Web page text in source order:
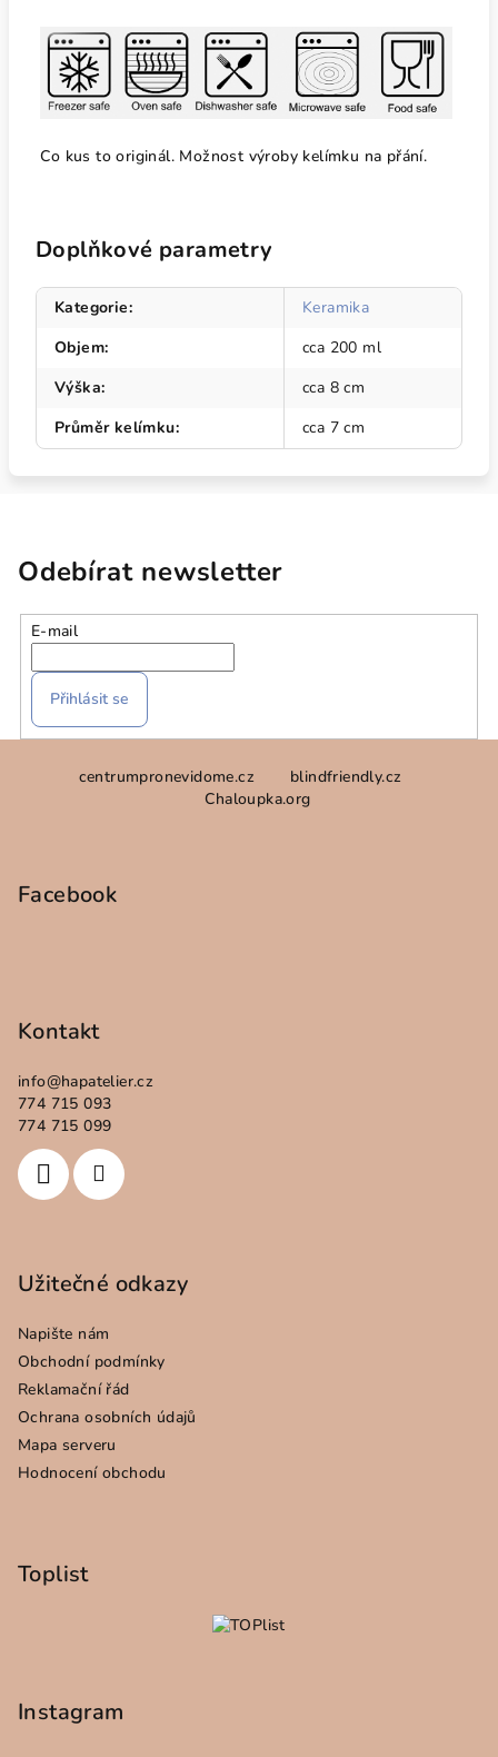
Co kus to originál. Možnost výroby kelímku na přání.
Doplňkové parametry
Kategorie:
Keramika
Objem:
cca 200 ml
Výška:
cca 8 cm
Průměr kelímku: cca 7 cm
Odebírat newsletter
E-mail
Přihlásit se
centrumpronevidome.cz
blindfriendly.cz
Chaloupka.org
Facebook
Kontakt
info@hapatelier.cz
774 715 093
774 715 099
Užitečné odkazy
Napište nám
Obchodní podmínky
Reklamační řád
Ochrana osobních údajů
Mapa serveru
Hodnocení obchodu
Toplist
Instagram